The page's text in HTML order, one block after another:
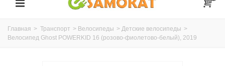
Главная > Транспорт > Велосипеды > Детские велосипеды >
Велосипед Ghost POWERKID 16 (розово-фиолетово-белый), 2019